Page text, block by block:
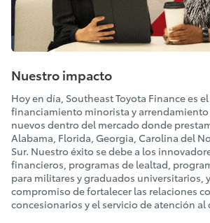
Nuestro impacto
Hoy en día, Southeast Toyota Finance es
financiamiento minorista y arrendamiento
nuevos dentro del mercado donde
Alabama, Florida, Georgia, Carolina del
Sur. Nuestro éxito se debe a los
financieros, programas de lealtad,
para militares y graduados universitarios,
compromiso de fortalecer las relaciones
concesionarios y el servicio de atención al